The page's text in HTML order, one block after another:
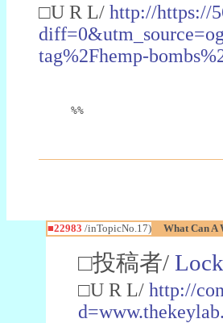
□U R L/ http://https://
tag%2Fhemp-
%%
■22983 /inTopicNo.17) What Can A
□投稿者/
□U R L/ http://